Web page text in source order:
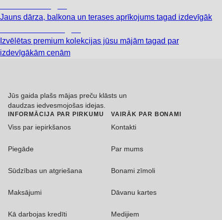
Jauns dārza, balkona un terases aprīkojums tagad izdevīgāk
Izvēlētas premium kolekcijas jūsu mājām tagad par
izdevīgākām cenām
Jūs gaida plašs mājas preču klāsts un
daudzas iedvesmojošas idejas.
INFORMĀCIJA PAR PIRKUMU
Viss par iepirkšanos
Piegāde
Sūdzības un atgriešana
Maksājumi
Kā darbojas kredīti
VAIRĀK PAR BONAMI
Kontakti
Par mums
Bonami zīmoli
Dāvanu kartes
Medijiem